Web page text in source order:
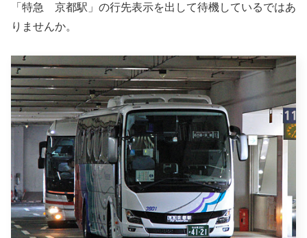
「特急 京都駅」の行先表示を出して待機しているではあ
りませんか。